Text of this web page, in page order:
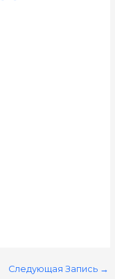
Следующая Запись →